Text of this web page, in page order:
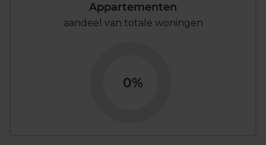
Appartementen
aandeel van totale woningen
0%